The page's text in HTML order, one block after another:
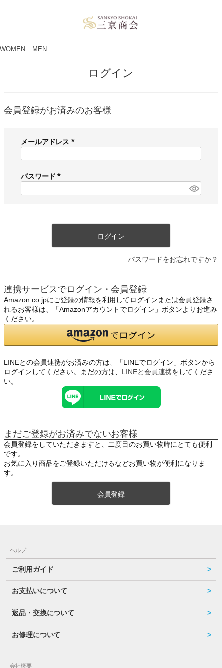
WOMEN MEN
ログイン
会員登録がお済みのお客様
メールアドレス
必
)
パスワード
必
ログイン
パスワードをお忘れですか？
連携サービスでログイン・会員登録
Amazon.co.jpにご登録の情報を利用してログインまたは会員登録さ
れるお客様は、「Amazonアカウントでログイン」ボタンよりお進み
ください。
LINEとの会員連携がお済みの方は、「LINEでログイン」ボタンから
ログインしてください。まだの方は、 LINEと会員連携をしてくださ
い。
まだご登録がお済みでないお客様
会員登録をしていただきますと、二度目のお買い物時にとても便利
です。
お気に入り商品をご登録いただけるなどお買い物が便利になりま
す。
会員登録
ヘルプ
ご利用ガイド
お支払いについて
返品・交換について
お修理について
会社概要